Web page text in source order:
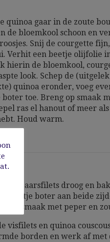
quinoa gaar in de zoute
de bloemkool schoon en
Snij de courgette
Verhit een beetje olijfolie
hierin de bloemkool,
look. Schep de
quinoa eronder, voeg
toe. Breng op smaak
ras el hanout of meer
Houd warm.
roodbaarsfilets droog en
klontje boter aan beide
op smaak met peper en
visfilets en quinoa
borden en werk af met